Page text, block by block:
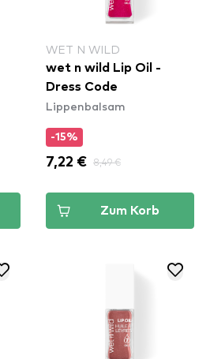
WET N WILD
wet n wild Lip Oil -
Dress Code
Lippenbalsam
-15%
7,22 € 8,49 €
Zum Korb